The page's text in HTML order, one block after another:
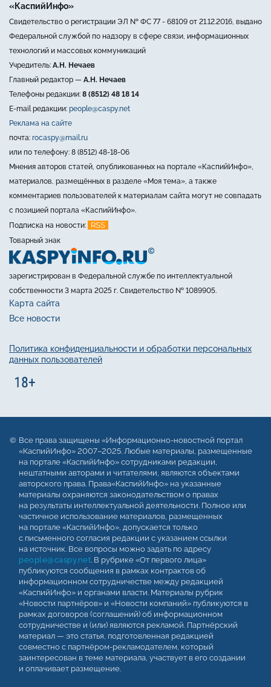
«КаспийИнфо»
Свидетельство о регистрации ЭЛ № ФС 77 - 68109 от 21.12.2016, выдано
Федеральной службой по надзору в сфере связи, информационных
технологий и массовых коммуникаций
Учредитель: А.Н. Нечаев
Главный редактор — А.Н. Нечаев
Телефоны редакции: 8 (8512) 48 18 14
E-mail редакции: people@caspy.net
Реклама на сайте
почта: rocaspy@mail.ru
или по телефону: 8 (8512) 48-18-06
Мнения авторов статей, опубликованных на портале «КаспийИнфо»,
материалов, размещённых в разделе «Моя тема», а также
комментариев пользователей к материалам сайта могут не совпадать
с позицией портала «КаспийИнфо».
Подписка на новости:
RSS
Товарный знак
зарегистрирован в Федеральной службе по интеллектуальной
собственности 3 марта 2025 г. Свидетельство № 1089905.
Карта сайта
Все новости
Политика конфиденциальности и обработки персональных
данных пользователей
Все права защищены «Информационно-новостной портал
«КаспийИнфо» 2007–2025. Любые материалы, размещенные
на портале «КаспийИнфо» сотрудниками редакции,
нештатными авторами и читателями, являются объектами
авторского права. Права«КаспийИнфо» на указанные
материалы охраняются законодательством о правах
на результаты интеллектуальной деятельности. Полное или
частичное использование материалов, размещенных
на портале «КаспийИнфо», допускается только
с письменного согласия редакции с указанием ссылки
на источник. Все вопросы можно задать по адресу
people@caspy.net. В рубрике «От первого лица»
публикуются сообщения в рамках контрактов об
информационном сотрудничестве между редакцией
«КаспийИнфо» и органами власти. Материалы рубрик
«Новости партнёров» и «Новости компаний» публикуются в
рамках договоров (соглашений) об информационном
сотрудничестве и (или) являются рекламой. Партнёрский
материал — это статья, подготовленная редакцией
совместно с партнёром-рекламодателем, который
заинтересован в теме материала, участвует в его создании
и оплачивает размещение.